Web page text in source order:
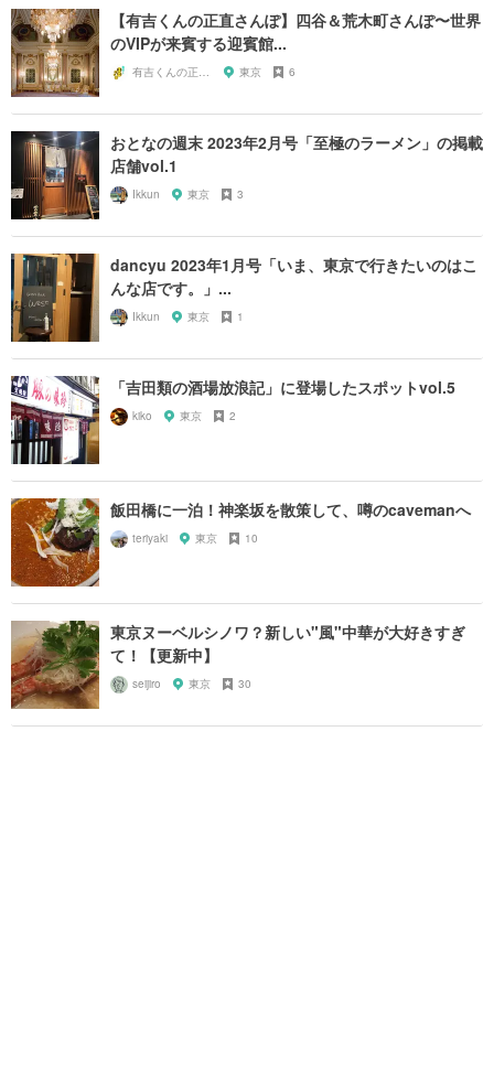
【有吉くんの正直さんぽ】四谷＆荒木町さんぽ〜世界
のVIPが来賓する迎賓館...
東京 6
おとなの週末 2023年2月号「至極のラーメン」の掲載
店舗vol.1
Ikkun 東京 3
dancyu 2023年1月号「いま、東京で行きたいのはこ
んな店です。」...
Ikkun 東京 1
「吉田類の酒場放浪記」に登場したスポットvol.5
kiko 東京 2
飯田橋に一泊！神楽坂を散策して、噂のcavemanへ
teriyaki 東京 10
東京ヌーベルシノワ？新しい"風"中華が大好きすぎ
て！【更新中】
seijiro 東京 30